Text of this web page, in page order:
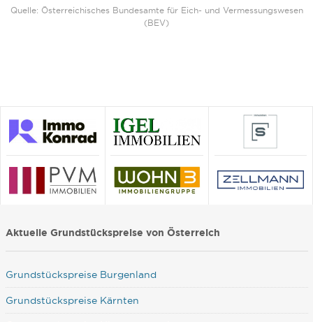
Quelle: Österreichisches Bundesamte für Eich- und Vermessungswesen
(BEV)
Aktuelle Grundstückspreise von Österreich
Grundstückspreise Burgenland
Grundstückspreise Kärnten